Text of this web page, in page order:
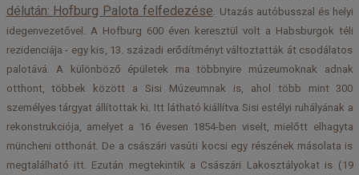
délután: Hofburg Palota felfedezése. Utazás autóbusszal és helyi
idegenvezetővel. A Hofburg 600 éven keresztül volt a Habsburgok téli
rezidenciája - egy kis, 13. századi erődítményt változtatták át csodálatos
palotává. A különböző épületek ma többnyire múzeumoknak adnak
otthont, többek között a Sisi Múzeumnak is, ahol több mint 300
személyes tárgyat állítottak ki. Itt látható kiállítva Sisi estélyi ruhályának a
rekonstrukciója, amelyet a 16 évesen 1854-ben viselt, mielőtt elhagyta
müncheni otthonát. De a császári vasúti kocsi egy részének másolata is
megtalálható itt. Ezután megtekintik a Császári Lakosztályokat is (19